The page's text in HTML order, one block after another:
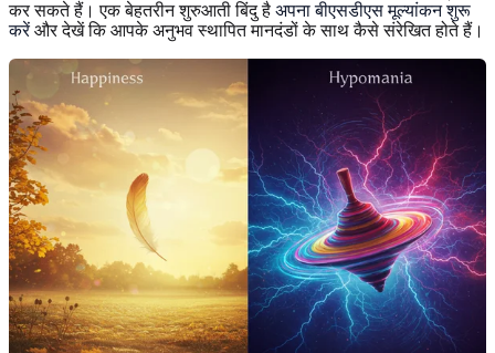
कर सकते हैं। एक बेहतरीन शुरुआती बिंदु है अपना बीएसडीएस मूल्यांकन शुरू
करेंऔर देखें कि आपके अनुभव स्थापित मानदंडों के साथ कैसे संरेखित होते हैं।